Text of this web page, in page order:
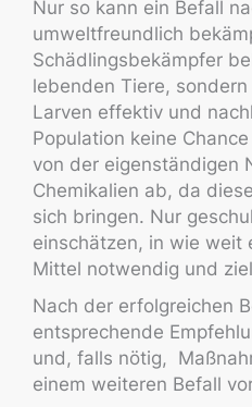
Nur so kann ein Befall
umweltfreundlich
Schädlingsbekämpfer
lebenden Tiere,
Larven effektiv und
Population keine
von der eigenständigen
Chemikalien ab, da
sich bringen. Nur
einschätzen, in wie weit
Mittel notwendig und
Nach der erfolgreichen
entsprechende
und, falls nötig,
einem weiteren Befall